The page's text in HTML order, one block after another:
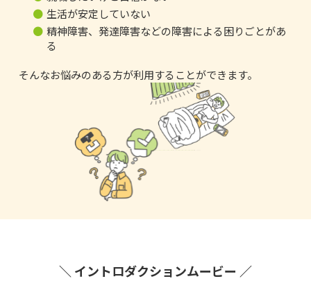
生活が安定していない
精神障害、発達障害などの障害による困りごとがあ
る
そんなお悩みのある方が利用することができます。
＼ イントロダクションムービー ／